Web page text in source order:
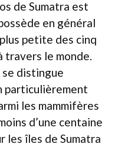
de Sumatra est
en général
petite des cinq
travers le monde.
distingue
particulièrement
les mammifères
d’une centaine
les îles de Sumatra